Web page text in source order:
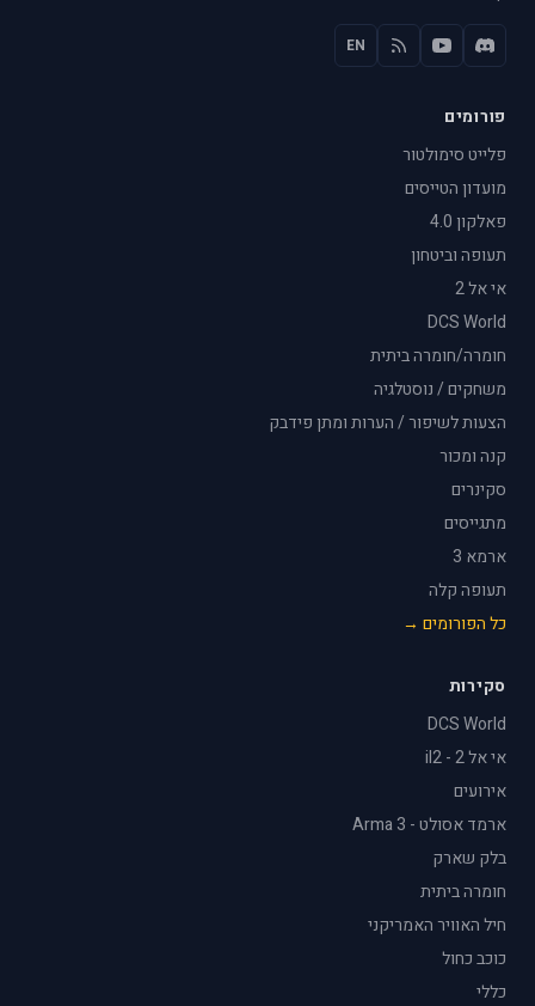
EN
פורומים
פלייט סימולטור
מועדון הטייסים
פאלקון 4.0
תעופה וביטחון
אי אל 2
DCS World
חומרה/חומרה ביתית
משחקים / נוסטלגיה
הצעות לשיפור / הערות ומתן פידבק
קנה ומכור
סקינרים
מתגייסים
ארמא 3
תעופה קלה
כל הפורומים →
סקירות
DCS World
אי אל 2 - il2
אירועים
ארמד אסולט - Arma 3
בלק שארק
חומרה ביתית
חיל האוויר האמריקני
כוכב כחול
כללי